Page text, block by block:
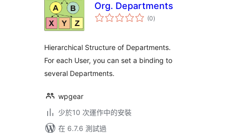
Org. Departments
(0總
評)
Hierarchical Structure of Departments.
For each User, you can set a binding to
several Departments.
wpgear
少於10 次運作中的安裝
在 6.7.6 測試過